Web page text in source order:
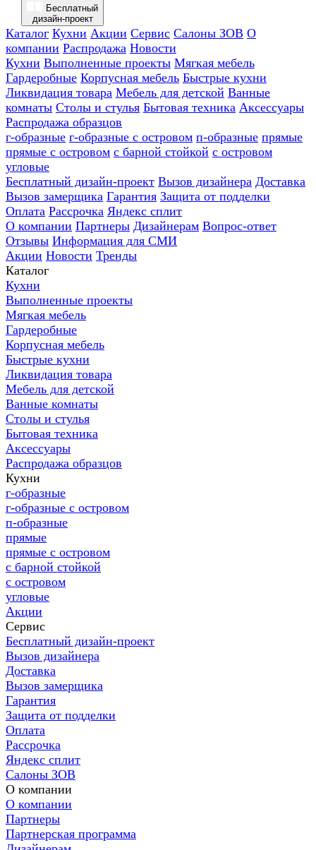
Бесплатный
дизайн-проект
Каталог Кухни Акции Сервис Салоны ЗОВ О
компании Распродажа Новости
Кухни Выполненные проекты Мягкая мебель
Гардеробные Корпусная мебель Быстрые кухни
Ликвидация товара Мебель для детской Ванные
комнаты Столы и стулья Бытовая техника Аксессуары
Распродажа образцов
г-образные г-образные с островом п-образные прямые
прямые с островом с барной стойкой с островом
угловые
Бесплатный дизайн-проект Вызов дизайнера Доставка
Вызов замерщика Гарантия Защита от подделки
Оплата Рассрочка Яндекс сплит
О компании Партнеры Дизайнерам Вопрос-ответ
Отзывы Информация для СМИ
Акции Новости Тренды
Каталог
Кухни
Выполненные проекты
Мягкая мебель
Гардеробные
Корпусная мебель
Быстрые кухни
Ликвидация товара
Мебель для детской
Ванные комнаты
Столы и стулья
Бытовая техника
Аксессуары
Распродажа образцов
Кухни
г-образные
г-образные с островом
п-образные
прямые
прямые с островом
с барной стойкой
с островом
угловые
Акции
Сервис
Бесплатный дизайн-проект
Вызов дизайнера
Доставка
Вызов замерщика
Гарантия
Защита от подделки
Оплата
Рассрочка
Яндекс сплит
Салоны ЗОВ
О компании
О компании
Партнеры
Партнерская программа